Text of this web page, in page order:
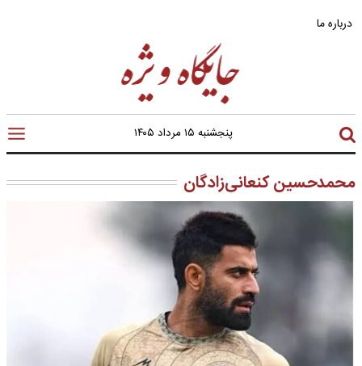
درباره ما
پنجشنبه ۱۵ مرداد ۱۴۰۵
محمدحسین کنعانی‌زادگان